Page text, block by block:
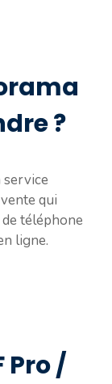
?
service
qui
téléphone
ligne.
Pro /